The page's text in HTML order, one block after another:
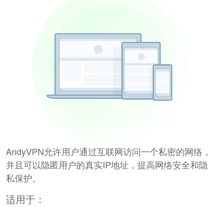
AndyVPN允许用户通过互联网访问一个私密的网络，
并且可以隐匿用户的真实IP地址，提高网络安全和隐
私保护。
适用于：